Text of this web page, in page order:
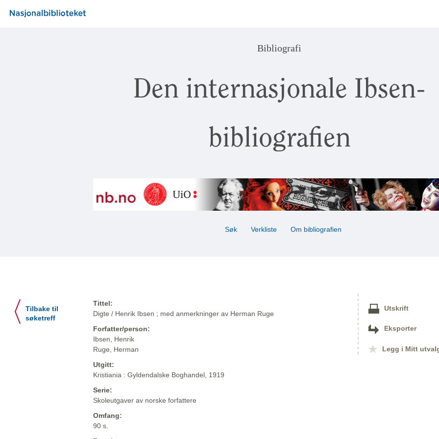
Bibliografi
Den internasjonale Ibsen-
bibliografien
Søk Verkliste Om bibliografien
Tilbake til
søketreff
Tittel:
Digte / Henrik Ibsen ; med anmerkninger av Herman Ruge
Forfatter/person:
Ibsen, Henrik
Ruge, Herman
Utgitt:
Kristiania : Gyldendalske Boghandel, 1919
Serie:
Skoleutgaver av norske forfattere
Omfang:
90 s.
Utskrift
Eksporter
Legg i Mitt